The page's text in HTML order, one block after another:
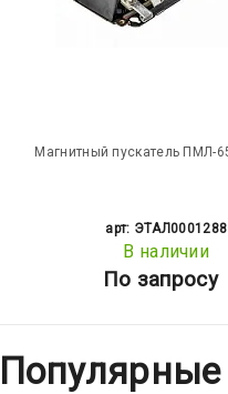
Магнитный пускатель ПМЛ-
арт: ЭТАЛ0001288
В наличии
По запросу
Популярные